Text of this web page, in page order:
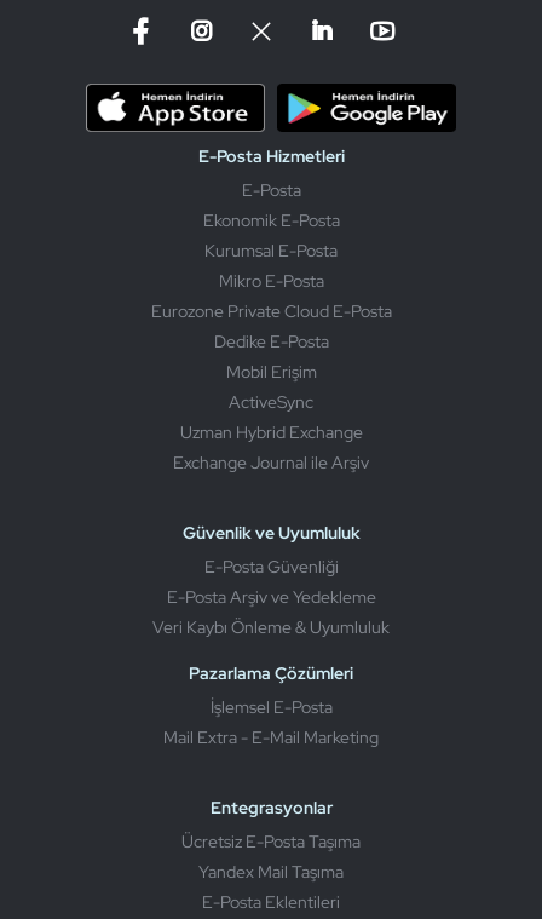
E-Posta Hizmetleri
E-Posta
Ekonomik E-Posta
Kurumsal E-Posta
Mikro E-Posta
Eurozone Private Cloud E-Posta
Dedike E-Posta
Mobil Erişim
ActiveSync
Uzman Hybrid Exchange
Exchange Journal ile Arşiv
Güvenlik ve Uyumluluk
E-Posta Güvenliği
E-Posta Arşiv ve Yedekleme
Veri Kaybı Önleme & Uyumluluk
Pazarlama Çözümleri
İşlemsel E-Posta
Mail Extra - E-Mail Marketing
Entegrasyonlar
Ücretsiz E-Posta Taşıma
Yandex Mail Taşıma
E-Posta Eklentileri